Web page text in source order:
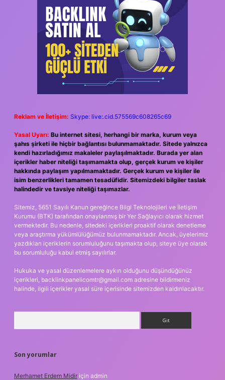
Reklam ve İletişim: Skype: live:.cid.575569c608265c69
Yasal Uyarı: Bu internet sitesi, herhangi bir marka, kurum veya
şahıs şirketi ile hiçbir bağlantısı bulunmamaktadır. Sitede yalnızca
kendi hazırladığımız makaleler paylaşılmaktadır. Burada yer alan
içerikler haber niteliği taşımamakta olup, gerçek kurum ve kişiler
hakkında paylaşım yapılmamaktadır. Gerçek kurum ve kişiler ile
isim benzerlikleri tamamen tesadüfidir. Sitemizdeki bilgiler taslak
halindedir ve tavsiye niteliği taşımazlar.
Sitemiz, 5651 Sayılı Kanun gereğince Bilgi Teknolojileri ve İletişim
Kurumu (BTK) tarafından onaylanmış bir Yer Sağlayıcı olarak hizmet
vermektedir. Bu nedenle, sitedeki içerikleri proaktif olarak denetleme
veya araştırma yükümlülüğümüz bulunmamaktadır. Ancak, üyelerimiz
yazdıkları içeriklerin sorumluluğunu taşımakta olup, siteye üye olarak
bu sorumluluğu kabul etmiş sayılırlar.
Hukuka ve yasal düzenlemelere aykırı olduğunu düşündüğünüz
içerikleri, backlinkpanelicomtr@gmail.com adresine bildirmeniz
halinde, ilgili içerikler yasal süre içerisinde sitemizden kaldırılacaktır.
Son yorumlar
Merhamet Erdem Midir için admin